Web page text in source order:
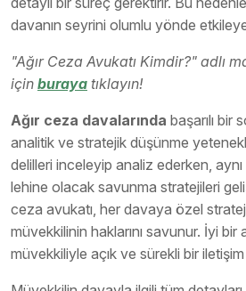
davanın seyrini olumlu yönde
"Ağır Ceza Avukatı Kimdir?" adlı
için buraya tıklayın!
Ağır ceza davalarında başarılı bir
analitik ve stratejik düşünme
delilleri inceleyip analiz ederken,
lehine olacak savunma stratejileri
ceza avukatı, her davaya özel
müvekkilinin haklarını savunur. İyi bir
müvekkiliyle açık ve sürekli bir iletişim